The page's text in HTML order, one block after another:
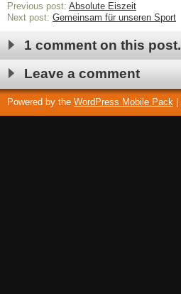
Previous post: Absolute Eiszeit
Next post: Gemeinsam für unseren Sport
1 comment on this post.
Leave a comment
Powered by the WordPress Mobile Pack